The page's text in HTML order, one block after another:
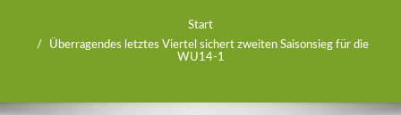
Start
Überragendes letztes Viertel sichert zweiten Saisonsieg für die
WU14-1